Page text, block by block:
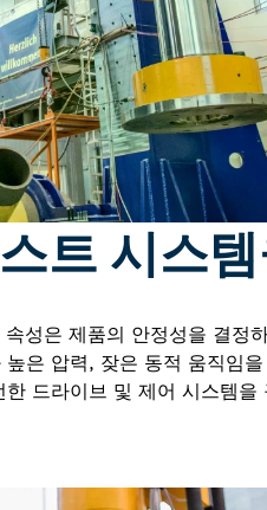
트 시스
성은 제품의 안정성을 결정
높은 압력, 잦은 동적 움직임
드라이브 및 제어 시스템